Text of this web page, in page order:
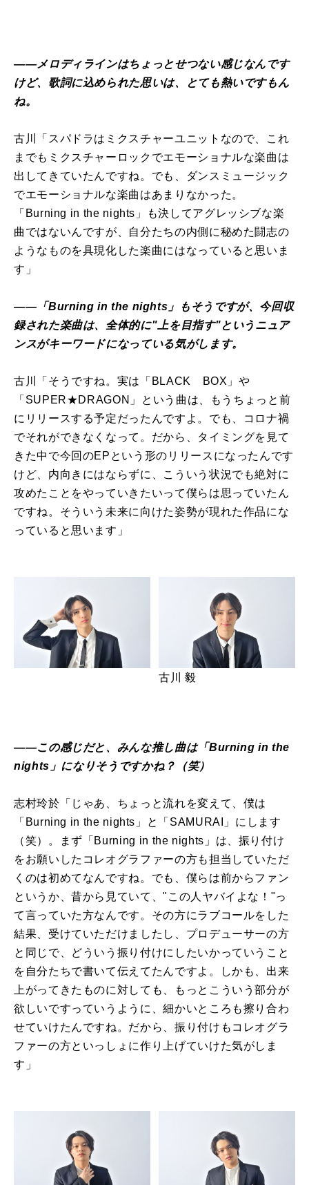
――メロディラインはちょっとせつない感じなんです
けど、歌詞に込められた思いは、とても熱いですもん
ね。
古川「スパドラはミクスチャーユニットなので、これ
までもミクスチャーロックでエモーショナルな楽曲は
出してきていたんですね。でも、ダンスミュージック
でエモーショナルな楽曲はあまりなかった。
「Burning in the nights」も決してアグレッシブな楽
曲ではないんですが、自分たちの内側に秘めた闘志の
ようなものを具現化した楽曲にはなっていると思いま
す」
――「Burning in the nights」もそうですが、今回収
録された楽曲は、全体的に"上を目指す"というニュア
ンスがキーワードになっている気がします。
古川「そうですね。実は「BLACK BOX」や
「SUPER★DRAGON」という曲は、もうちょっと前
にリリースする予定だったんですよ。でも、コロナ禍
でそれができなくなって。だから、タイミングを見て
きた中で今回のEPという形のリリースになったんです
けど、内向きにはならずに、こういう状況でも絶対に
攻めたことをやっていきたいって僕らは思っていたん
ですね。そういう未来に向けた姿勢が現れた作品にな
っていると思います」
古川 毅
――この感じだと、みんな推し曲は「Burning in the
nights」になりそうですかね？（笑）
志村玲於「じゃあ、ちょっと流れを変えて、僕は
「Burning in the nights」と「SAMURAI」にします
（笑）。まず「Burning in the nights」は、振り付け
をお願いしたコレオグラファーの方も担当していただ
くのは初めてなんですね。でも、僕らは前からファン
というか、昔から見ていて、"この人ヤバイよな！"っ
て言っていた方なんです。その方にラブコールをした
結果、受けていただけましたし、プロデューサーの方
と同じで、どういう振り付けにしたいかっていうこと
を自分たちで書いて伝えてたんですよ。しかも、出来
上がってきたものに対しても、もっとこういう部分が
欲しいですっていうように、細かいところも擦り合わ
せていけたんですね。だから、振り付けもコレオグラ
ファーの方といっしょに作り上げていけた気がしま
す」